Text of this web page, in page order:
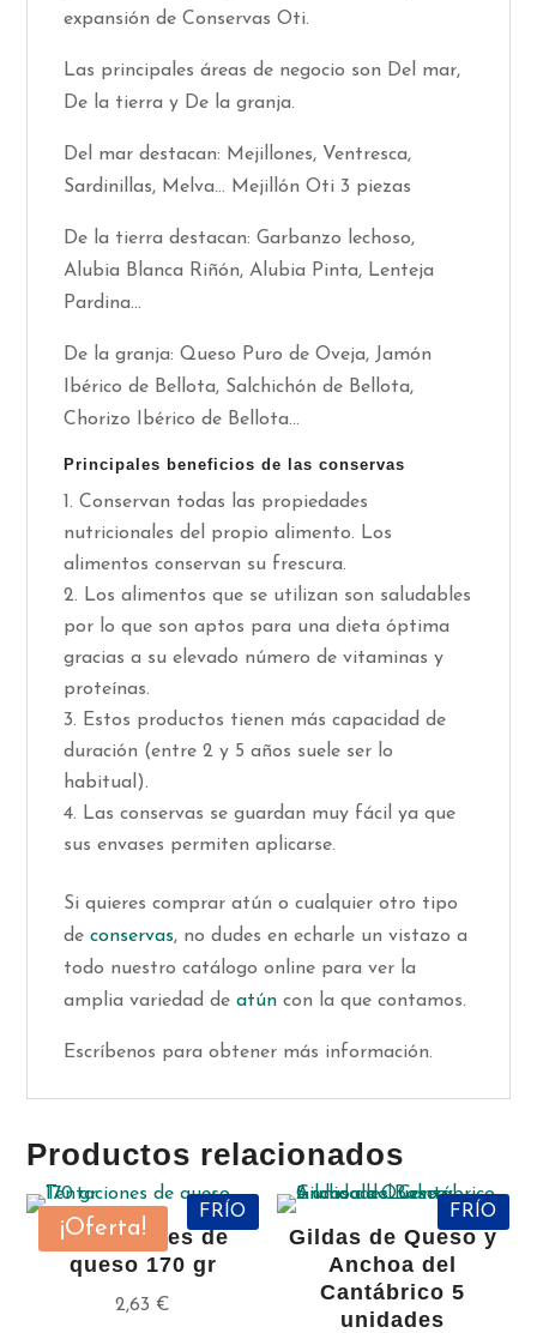
expansión deConservas Oti.
Las principales áreas de negocio son Del mar,
De la tierra y De la granja.
Del mar destacan: Mejillones, Ventresca,
Sardinillas, Melva... Mejillón Oti 3 piezas
De la tierra destacan: Garbanzo lechoso,
Alubia Blanca Riñón, Alubia Pinta, Lenteja
Pardina...
De la granja: Queso Puro de Oveja, Jamón
Ibérico de Bellota, Salchichón de Bellota,
Chorizo Ibérico de Bellota...
Principales beneficios de las conservas
Conservan todas las propiedades
nutricionales del propio alimento. Los
alimentos conservan su frescura.
Los alimentos que se utilizan son saludables
por lo que son aptos para una dieta óptima
gracias a su elevado número de vitaminas y
proteínas.
Estos productos tienen más capacidad de
duración (entre 2 y 5 años suele ser lo
habitual).
Las conservas se guardan muy fácil ya que
sus envases permiten aplicarse.
Si quieres comprar atún o cualquier otro tipo
deconservas, no dudes en echarle un vistazo a
todo nuestro catálogo online para ver la
amplia variedad deatún con la que contamos.
Escríbenos para obtener más información.
Productos relacionados
¡Oferta!
FRÍO
Tentaciones de
queso 170 gr
2,63€
FRÍO
Gildas de Queso y
Anchoa del
Cantábrico 5
unidades